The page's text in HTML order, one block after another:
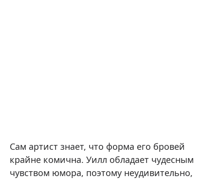
Сам артист знает, что форма его бровей
крайне комична. Уилл обладает чудесным
чувством юмора, поэтому неудивительно,